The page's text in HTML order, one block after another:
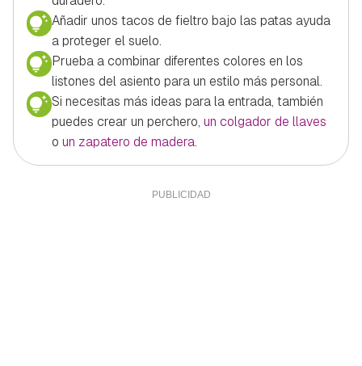
Añadir unos tacos de fieltro bajo las patas ayuda
a proteger el suelo.
Prueba a combinar diferentes colores en los
listones del asiento para un estilo más personal.
Si necesitas más ideas para la entrada, también
puedes crear un perchero, un colgador de llaves
o un zapatero de madera.